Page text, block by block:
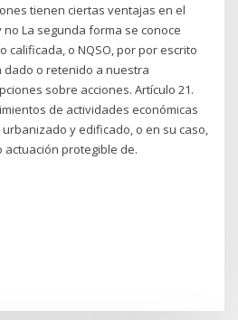
tienen ciertas ventajas en el
La segunda forma se conoce
calificada, o NQSO, por por escrito
dado o retenido a nuestra
sobre acciones. Artículo 21.
de actividades económicas
y edificado, o en su caso,
protegible de.